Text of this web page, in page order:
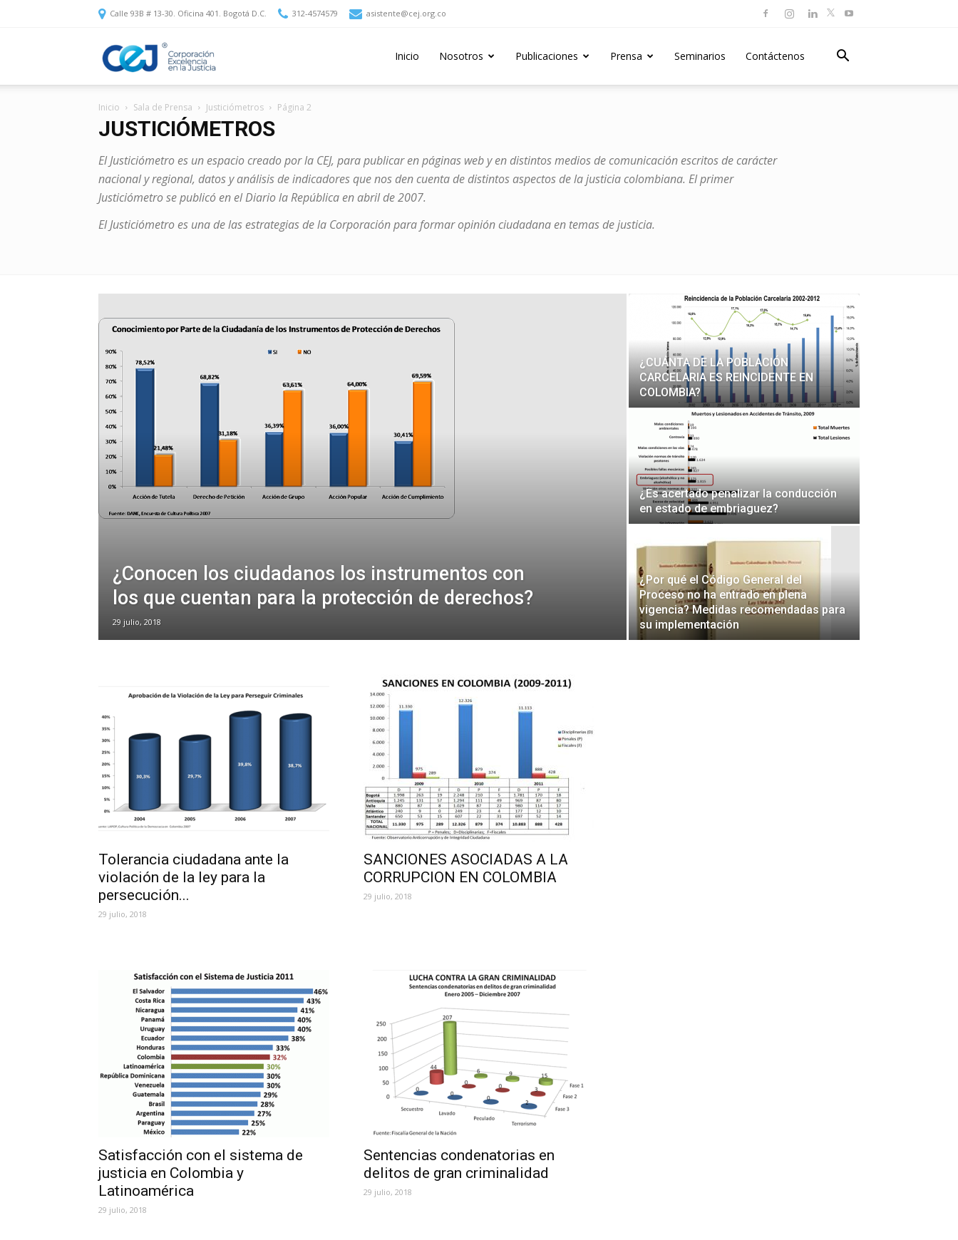
Calle 93B # 13-30. Oficina 401. Bogotá D.C. 312-4574579 asistente@cej.org.co
Excelencia
en
la
Inicio Nosotros Publicaciones Prensa Seminarios Contáctenos
Inicio Sala de Prensa Justiciómetros Página 2
JUSTICIÓMETROS
El Justiciómetro es un espacio creado por la CEJ, para publicar en páginas web y en distintos medios de comunicación escritos de carácter
nacional y regional, datos y análisis de indicadores que nos den cuenta de distintos aspectos de la justicia colombiana. El primer
Justiciómetro se publicó en el Diario la República en abril de 2007.
El Justiciómetro es una de las estrategias de la Corporación para formar opinión ciudadana en temas de justicia.
¿Conocen los ciudadanos los instrumentos con
los que cuentan para la protección de derechos?
29 julio, 2018
¿CUÁNTA DE LA POBLACIÓN
CARCELARIA ES REINCIDENTE EN
COLOMBIA?
¿Es acertado penalizar la conducción
en estado de embriaguez?
¿Por qué el Código General del
Proceso no ha entrado en plena
vigencia? Medidas recomendadas para
su implementación
Tolerancia ciudadana ante la
violación de la ley para la
persecución...
29 julio, 2018
SANCIONES ASOCIADAS A LA
CORRUPCION EN COLOMBIA
29 julio, 2018
Satisfacción con el sistema de
justicia en Colombia y
Latinoamérica
29 julio, 2018
Sentencias condenatorias en
delitos de gran criminalidad
29 julio, 2018